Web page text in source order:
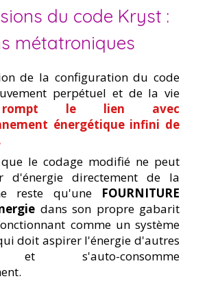
du code Kryst :
métatroniques
de la configuration du code
perpétuel et de la vie
rompt le lien avec
énergétique infini de
le codage modifié ne peut
d'énergie directement de la
reste qu'une FOURNITURE
dans son propre gabarit
comme un système
doit aspirer l'énergie d'autres
et s'auto-consomme